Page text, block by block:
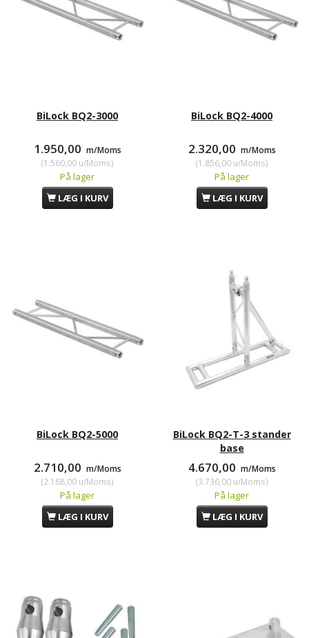
BiLock BQ2-3000
1.950,00 m/Moms
(1.560,00u/Moms)
På lager
LÆG I KURV
BiLock BQ2-4000
2.320,00 m/Moms
(1.856,00u/Moms)
På lager
LÆG I KURV
BiLock BQ2-5000
2.710,00 m/Moms
(2.168,00u/Moms)
På lager
LÆG I KURV
BiLock BQ2-T-3 stander
base
4.670,00 m/Moms
(3.736,00u/Moms)
På lager
LÆG I KURV